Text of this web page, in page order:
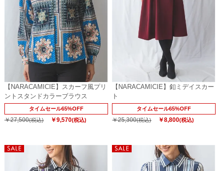
【NARACAMICIE】スカーフ風プリ
ントスタンドカラーブラウス
タイムセール65%OFF
￥27,500(税込) ￥9,570(税込)
【NARACAMICIE】釦ミデイスカー
ト
タイムセール65%OFF
￥25,300(税込) ￥8,800(税込)